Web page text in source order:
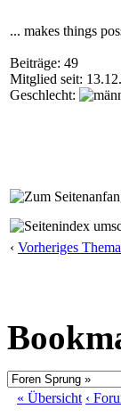
... makes things
Beiträge: 49
Mitglied seit:
Geschlecht:
‹ Vorheriges Thema
« Übersicht ‹